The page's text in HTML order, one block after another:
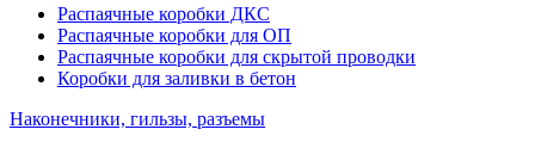
Распаячные коробки ДКС
Распаячные коробки для ОП
Распаячные коробки для скрытой проводки
Коробки для заливки в бетон
Наконечники, гильзы, разъемы